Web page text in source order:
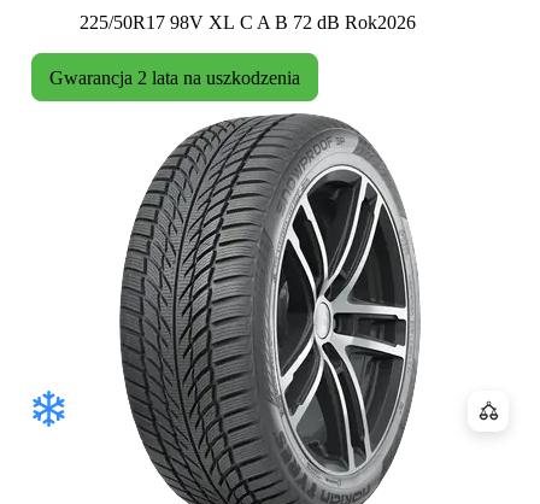
225/50R17 98V XL Etykieta:
C A B 72 dB Rok2026
Gwarancja 2 lata na uszkodzenia